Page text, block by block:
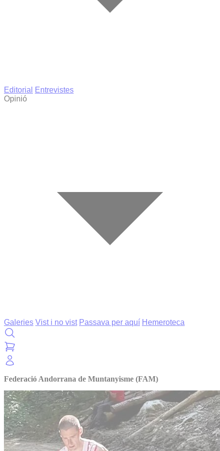
Editorial
Entrevistes
Opinió
Galeries Vist i no vist Passava per aquí Hemeroteca
Federació Andorrana de Muntanyisme (FAM)